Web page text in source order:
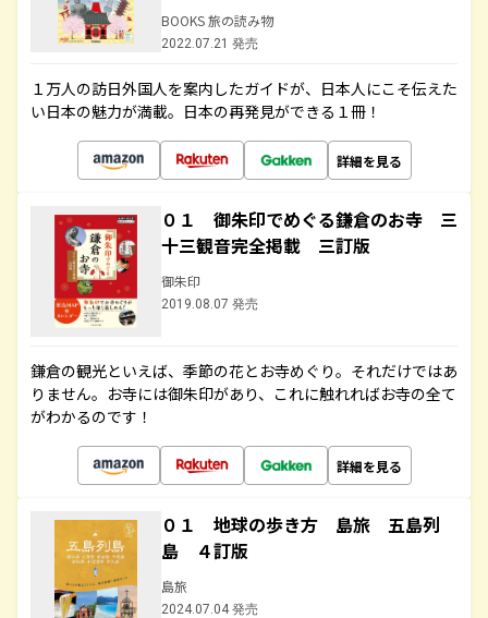
BOOKS 旅の読み物
2022.07.21 発売
１万人の訪日外国人を案内したガイドが、日本人にこそ伝えた
い日本の魅力が満載。日本の再発見ができる１冊！
詳細を見る
０１ 御朱印でめぐる鎌倉のお寺 三
十三観音完全掲載 三訂版
御朱印
2019.08.07 発売
鎌倉の観光といえば、季節の花とお寺めぐり。それだけではあ
りません。お寺には御朱印があり、これに触れればお寺の全て
がわかるのです！
詳細を見る
０１ 地球の歩き方 島旅 五島列
島 ４訂版
島旅
2024.07.04 発売